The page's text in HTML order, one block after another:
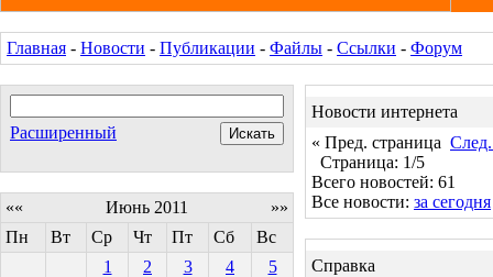
Главная - Новости - Публикации - Файлы - Ссылки - Форум
Расширенный
«« Июнь 2011
»»
Пн
Вт Ср Чт Пт Сб
Вс
1
2 3 4
5
Новости интернета
« Пред. страница
Страница: 1/5
Всего новостей: 61
Все новости: за сегодня
Справка